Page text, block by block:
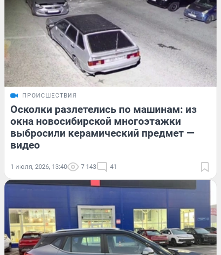
ПРОИСШЕСТВИЯ
Осколки разлетелись по машинам: из
окна новосибирской многоэтажки
выбросили керамический предмет —
видео
1 июля, 2026, 13:40 7 143 41